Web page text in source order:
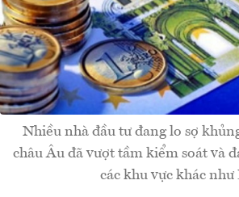
Nhiều nhà đầu tư đang lo sợ
châu Âu đã vượt tầm kiểm soát và
các khu vực khác như